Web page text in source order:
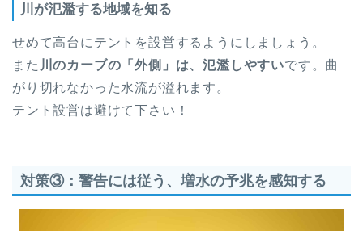
川が氾濫する地域を知る
せめて高台にテントを設営するようにしましょう。
また 川のカーブの「外側」は、氾濫しやすいです。曲
がり切れなかった水流が溢れます。
テント設営は避けて下さい！
対策③：警告には従う、増水の予兆を感知する